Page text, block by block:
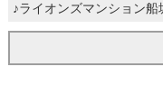
♪ライオンズマンション